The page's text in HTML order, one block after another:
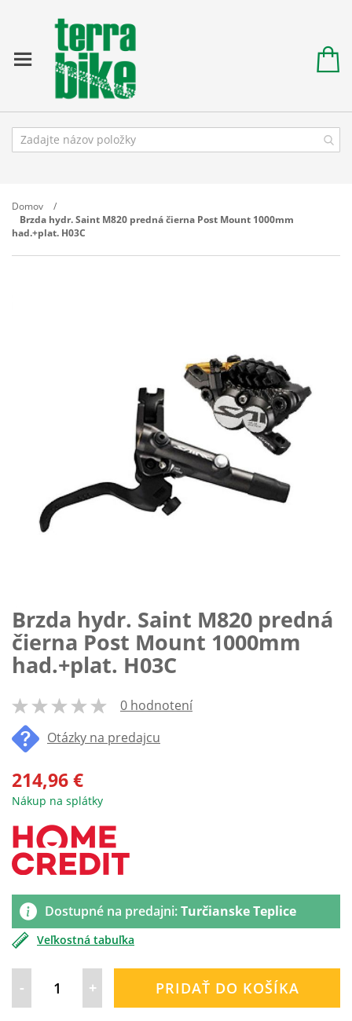
Domov
Brzda hydr. Saint M820 predná čierna Post Mount 1000mm
had.+plat. H03C
Brzda hydr. Saint M820 predná
čierna Post Mount 1000mm
had.+plat. H03C
% of100
0 hodnotení
Otázky na predajcu
214,96 €
Nákup na splátky
Dostupné na predajni:Turčianske Teplice
Veľkostná tabuľka
- + PRIDAŤ DO KOŠÍKA
Preskočiť
na
začiatok
galérie
obrázkov